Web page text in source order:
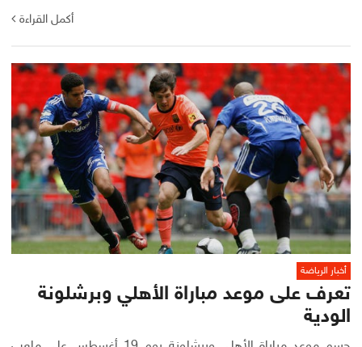
أكمل القراءة
أخبار الرياضة
تعرف على موعد مباراة الأهلي وبرشلونة
الودية